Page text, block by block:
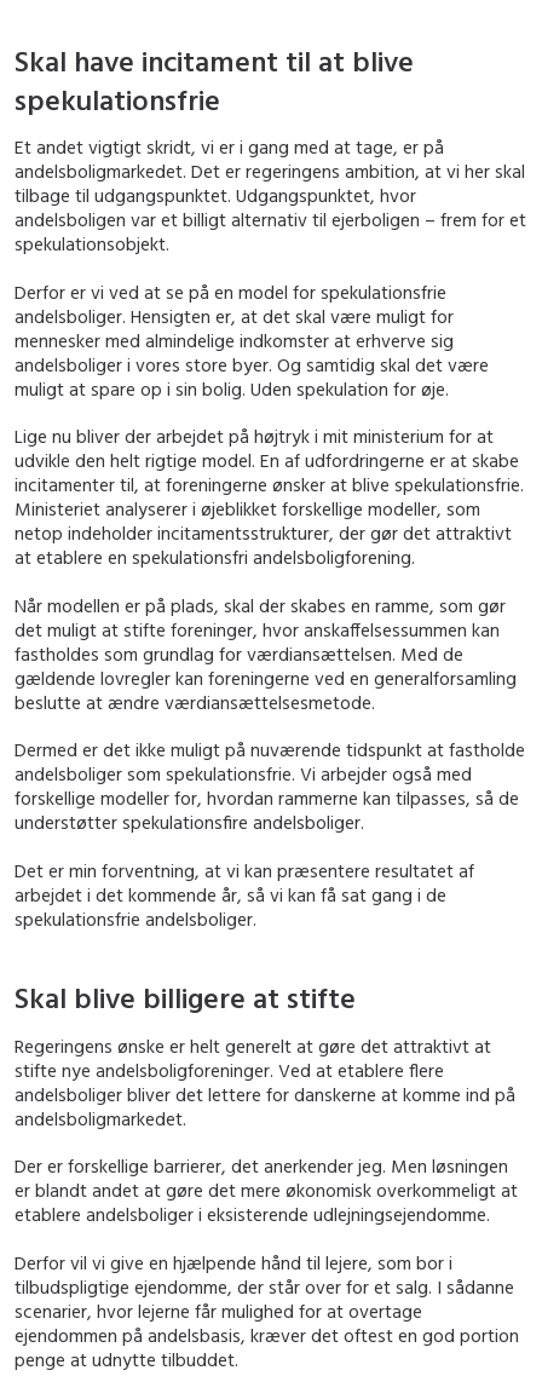
Skal have incitament til at blive
spekulationsfrie
Et andet vigtigt skridt, vi er i gang med at tage, er på
andelsboligmarkedet. Det er regeringens ambition, at vi her skal
tilbage til udgangspunktet. Udgangspunktet, hvor
andelsboligen var et billigt alternativ til ejerboligen – frem for et
spekulationsobjekt.
Derfor er vi ved at se på en model for spekulationsfrie
andelsboliger. Hensigten er, at det skal være muligt for
mennesker med almindelige indkomster at erhverve sig
andelsboliger i vores store byer. Og samtidig skal det være
muligt at spare op i sin bolig. Uden spekulation for øje.
Lige nu bliver der arbejdet på højtryk i mit ministerium for at
udvikle den helt rigtige model. En af udfordringerne er at skabe
incitamenter til, at foreningerne ønsker at blive spekulationsfrie.
Ministeriet analyserer i øjeblikket forskellige modeller, som
netop indeholder incitamentsstrukturer, der gør det attraktivt
at etablere en spekulationsfri andelsboligforening.
Når modellen er på plads, skal der skabes en ramme, som gør
det muligt at stifte foreninger, hvor anskaffelsessummen kan
fastholdes som grundlag for værdiansættelsen. Med de
gældende lovregler kan foreningerne ved en generalforsamling
beslutte at ændre værdiansættelsesmetode.
Dermed er det ikke muligt på nuværende tidspunkt at fastholde
andelsboliger som spekulationsfrie. Vi arbejder også med
forskellige modeller for, hvordan rammerne kan tilpasses, så de
understøtter spekulationsfire andelsboliger.
Det er min forventning, at vi kan præsentere resultatet af
arbejdet i det kommende år, så vi kan få sat gang i de
spekulationsfrie andelsboliger.
Skal blive billigere at stifte
Regeringens ønske er helt generelt at gøre det attraktivt at
stifte nye andelsboligforeninger. Ved at etablere flere
andelsboliger bliver det lettere for danskerne at komme ind på
andelsboligmarkedet.
Der er forskellige barrierer, det anerkender jeg. Men løsningen
er blandt andet at gøre det mere økonomisk overkommeligt at
etablere andelsboliger i eksisterende udlejningsejendomme.
Derfor vil vi give en hjælpende hånd til lejere, som bor i
tilbudspligtige ejendomme, der står over for et salg. I sådanne
scenarier, hvor lejerne får mulighed for at overtage
ejendommen på andelsbasis, kræver det oftest en god portion
penge at udnytte tilbuddet.